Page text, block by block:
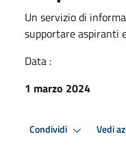
Un servizio di
supportare aspiranti
Data :
1 marzo 2024
Condividi Vedi